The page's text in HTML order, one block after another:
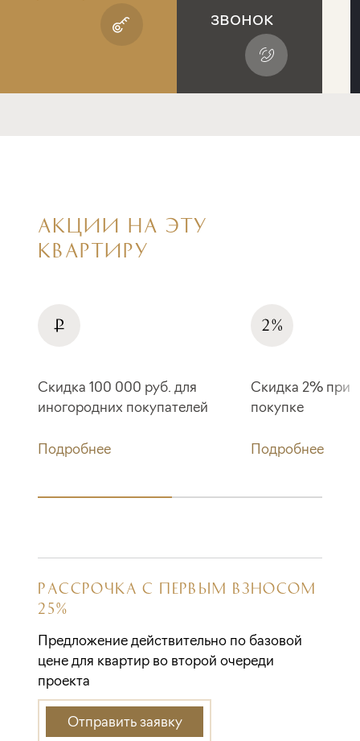
звонок
АКЦИИ НА ЭТУ
КВАРТИРУ
Скидка 100 000 руб. для
иногородних покупателей
Подробнее
Скидка 2% при
покупке
Подробнее
РАССРОЧКА С ПЕРВЫМ ВЗНОСОМ
25%
Предложение действительно по базовой
цене для квартир во второй очереди
проекта
Отправить заявку